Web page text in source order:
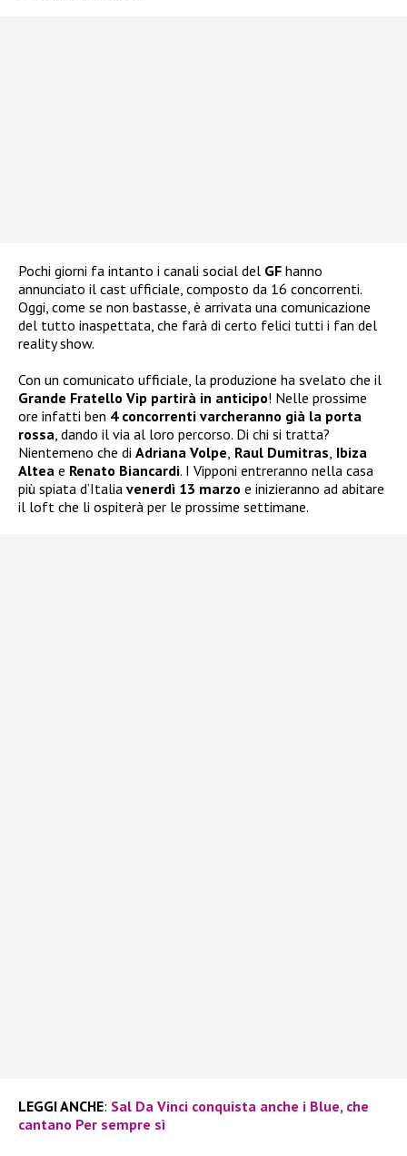
Pochi giorni fa intanto i canali social del GF hanno
annunciato il cast ufficiale, composto da 16 concorrenti.
Oggi, come se non bastasse, è arrivata una comunicazione
del tutto inaspettata, che farà di certo felici tutti i fan del
reality show.
Con un comunicato ufficiale, la produzione ha svelato che il
Grande Fratello Vip partirà in anticipo! Nelle prossime
ore infatti ben 4 concorrenti varcheranno già la porta
rossa, dando il via al loro percorso. Di chi si tratta?
Nientemeno che di Adriana Volpe, Raul Dumitras, Ibiza
Altea e Renato Biancardi. I Vipponi entreranno nella casa
più spiata d’Italia venerdì 13 marzo e inizieranno ad abitare
il loft che li ospiterà per le prossime settimane.
LEGGI ANCHE: Sal Da Vinci conquista anche i Blue, che
cantano Per sempre sì